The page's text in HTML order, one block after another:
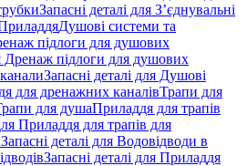
Запасні деталі для З’єднувальні
Душові системи та
підлоги для душових
Дренаж підлоги для душових
Запасні деталі для Душові
для дренажних каналівТрапи для
для душаПриладдя для трапів
Приладдя для трапів для
Запасні деталі для Водовідводи в
Запасні деталі для Приладдя